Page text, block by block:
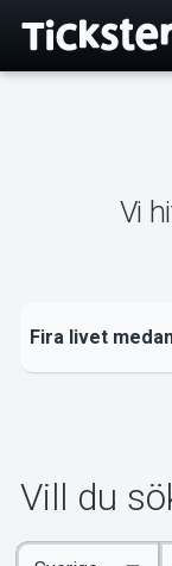
Vi
Fira livet
Vill du
Ange
Select